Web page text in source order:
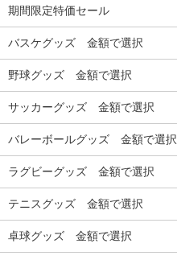
期間限定特価セール
バスケグッズ 金額で選択
野球グッズ 金額で選択
サッカーグッズ 金額で選択
バレーボールグッズ 金額で選択
ラグビーグッズ 金額で選択
テニスグッズ 金額で選択
卓球グッズ 金額で選択